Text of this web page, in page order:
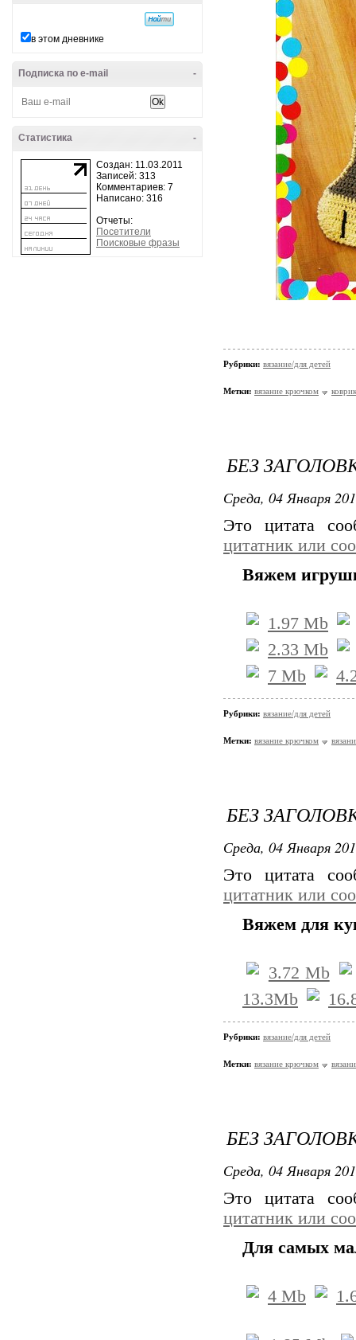
в этом дневнике
-
Подписка по e-mail
-
Статистика
Создан: 11.03.2011
Записей: 313
Комментариев: 7
Написано: 316
Отчеты:
Посетители
Поисковые фразы
Рубрики: вязание/для детей
Метки: вязание крючком
БЕЗ
Среда, 04 Января
Это цитата
цитатник или
Вяжем
1.97 Mb
2.33 Mb
7 Mb
Рубрики: вязание/для детей
Метки: вязание крючком
БЕЗ
Среда, 04 Января
Это цитата
цитатник или
Вяжем для
3.72 Mb
13.3Mb
Рубрики: вязание/для детей
Метки: вязание крючком
БЕЗ
Среда, 04 Января
Это цитата
цитатник или
Для самых
4 Mb